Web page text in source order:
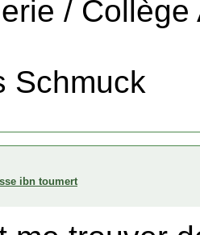
/ Collège
Schmuck
ibn toumert